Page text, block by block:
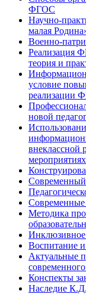
ФГОС
Научно-
малая
Военно-
Реализация
теория и
условие
реализации
новой
внеклассной
Современный
Современные
Методика
Инклюзивное
Воспитание и
Актуальные
Конспекты
Наследие